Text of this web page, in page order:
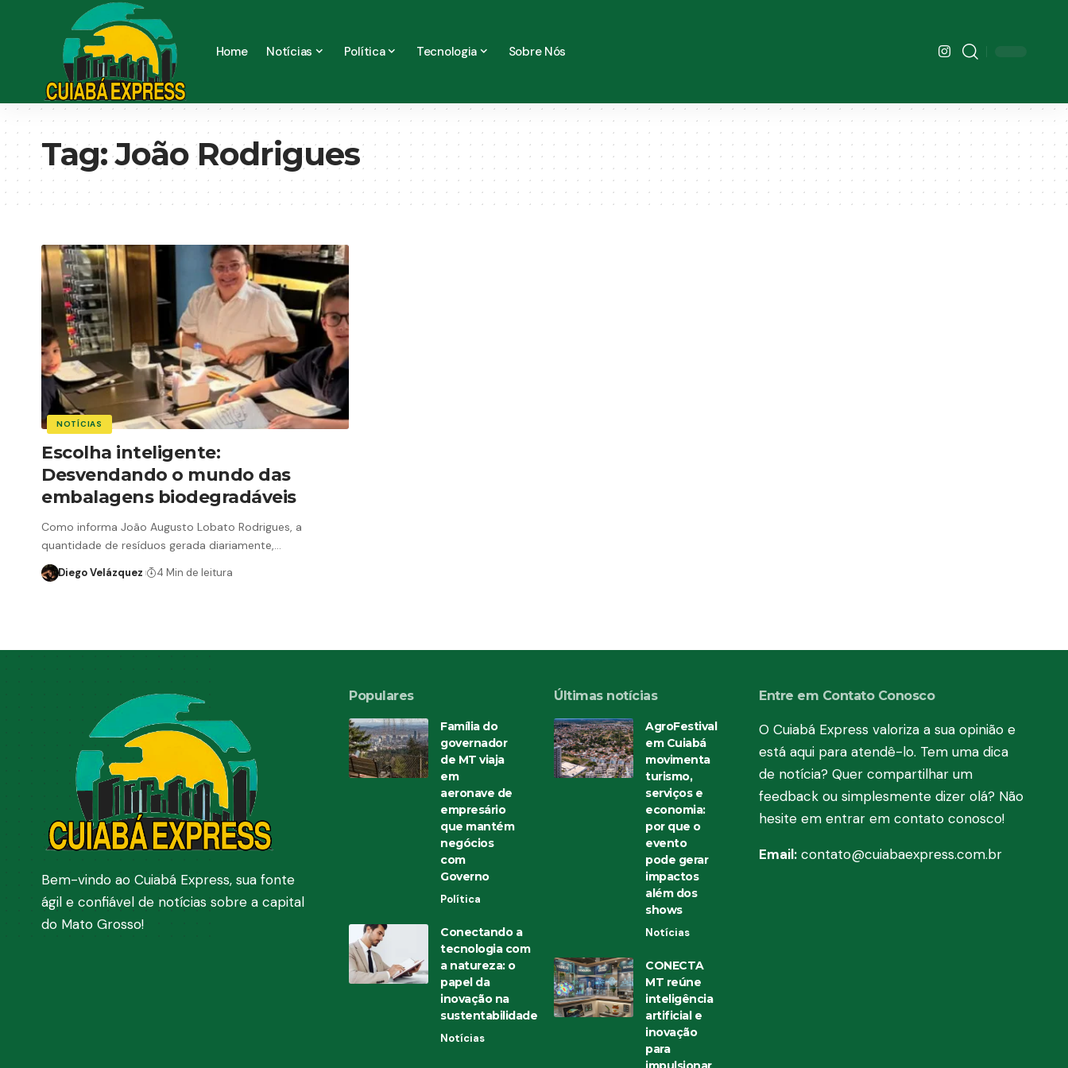
Home Notícias Política Tecnologia Sobre Nós
Tag:João Rodrigues
NOTÍCIAS
Escolha inteligente:
Desvendando o mundo das
embalagens biodegradáveis
Como informa João Augusto Lobato Rodrigues, a
quantidade de resíduos gerada diariamente,…
Diego Velázquez 4 Min de leitura
Bem-vindo ao Cuiabá Express, sua fonte
ágil e confiável de notícias sobre a capital
do Mato Grosso!
Populares
Família do
governador
de MT viaja
em
aeronave de
empresário
que mantém
negócios
com
Governo
Política
Conectando a
tecnologia com
a natureza: o
papel da
inovação na
sustentabilidade
Notícias
Últimas notícias
AgroFestival
em Cuiabá
movimenta
turismo,
serviços e
economia:
por que o
evento
pode gerar
impactos
além dos
shows
Notícias
CONECTA
MT reúne
inteligência
artificial e
inovação
para
Entre em Contato Conosco
O Cuiabá Express valoriza a sua opinião e
está aqui para atendê-lo. Tem uma dica
de notícia? Quer compartilhar um
feedback ou simplesmente dizer olá? Não
hesite em entrar em contato conosco!
Email: contato@cuiabaexpress.com.br